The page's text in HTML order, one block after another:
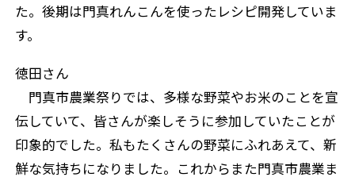
た。後期は門真れんこんを使ったレシピ開発していま
す。
徳田さん
門真市農業祭りでは、多様な野菜やお米のことを宣
伝していて、皆さんが楽しそうに参加していたことが
印象的でした。私もたくさんの野菜にふれあえて、新
鮮な気持ちになりました。これからまた門真市農業ま